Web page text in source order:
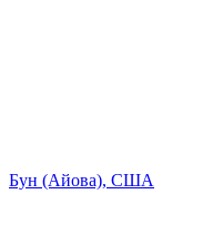
Бун (Айова), США